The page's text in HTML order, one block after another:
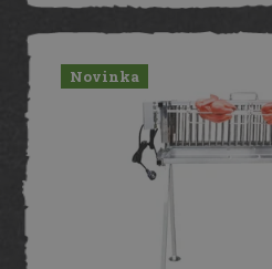
Novinka